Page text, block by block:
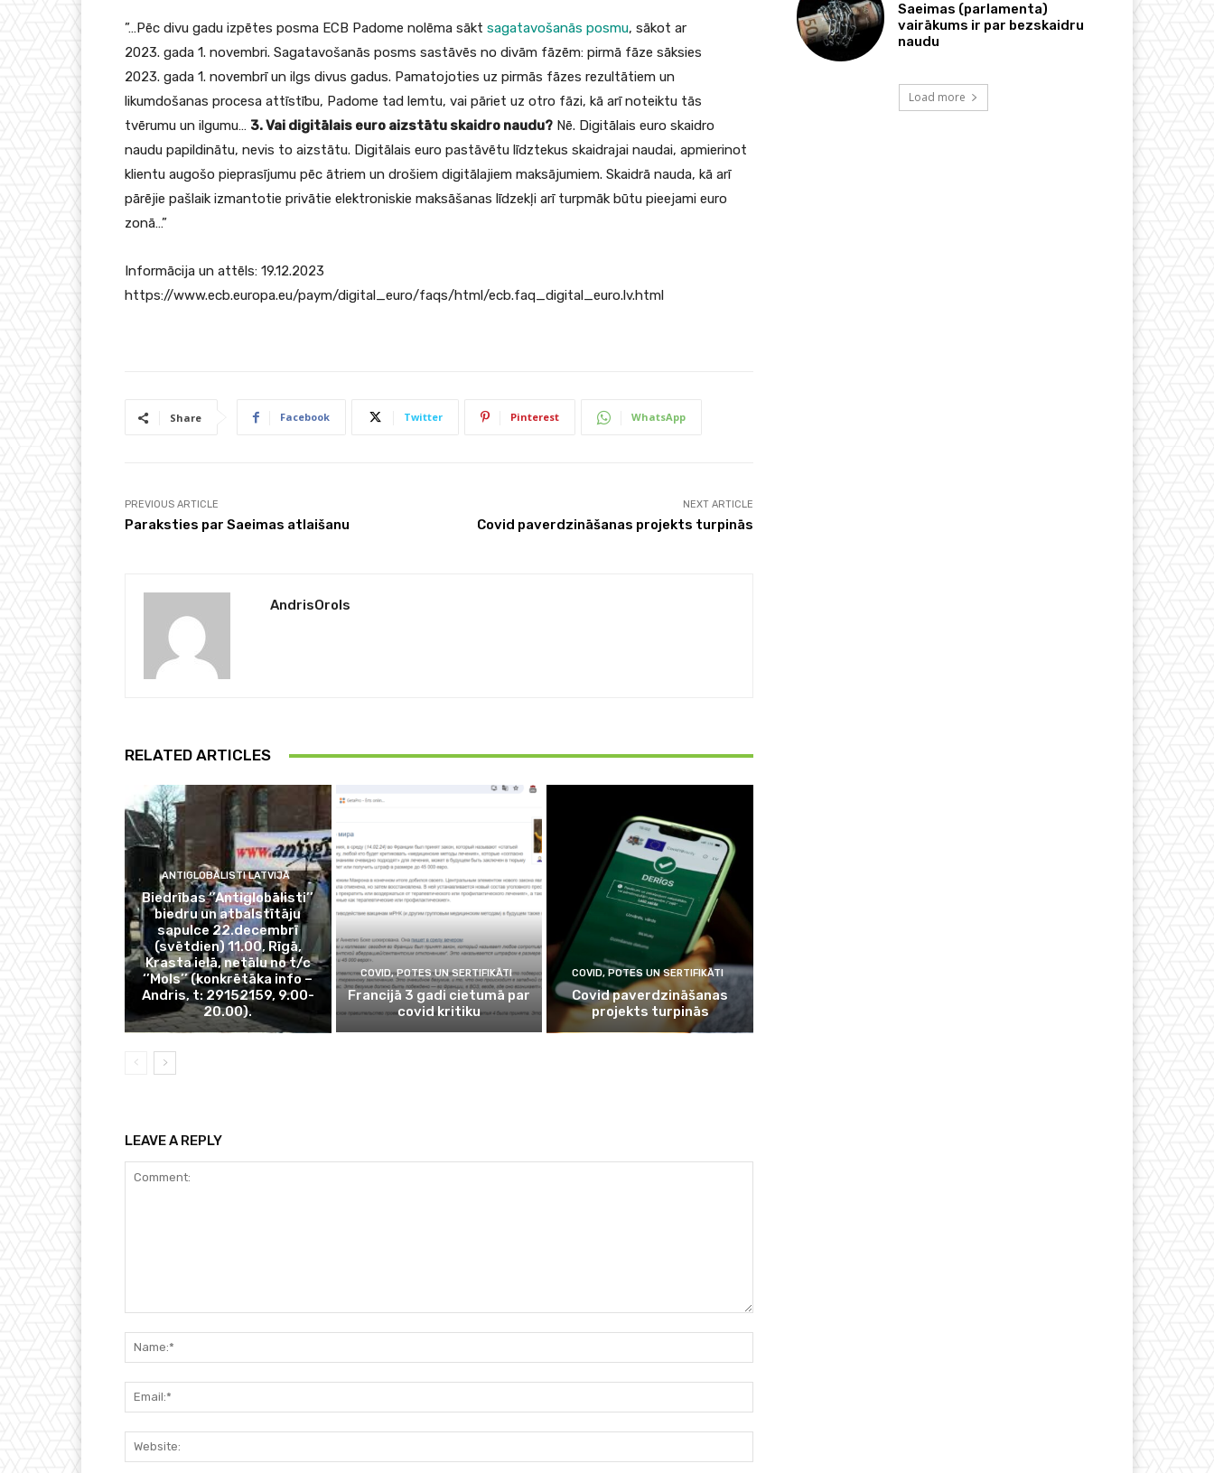
”…Pēc divu gadu izpētes posma ECB Padome nolēma sākt sagatavošanās posmu, sākot ar
2023. gada 1. novembri. Sagatavošanās posms sastāvēs no divām fāzēm: pirmā fāze sāksies
2023. gada 1. novembrī un ilgs divus gadus. Pamatojoties uz pirmās fāzes rezultātiem un
likumdošanas procesa attīstību, Padome tad lemtu, vai pāriet uz otro fāzi, kā arī noteiktu tās
tvērumu un ilgumu… 3. Vai digitālais euro aizstātu skaidro naudu? Nē. Digitālais euro skaidro
naudu papildinātu, nevis to aizstātu. Digitālais euro pastāvētu līdztekus skaidrajai naudai, apmierinot
klientu augošo pieprasījumu pēc ātriem un drošiem digitālajiem maksājumiem. Skaidrā nauda, kā arī
pārējie pašlaik izmantotie privātie elektroniskie maksāšanas līdzekļi arī turpmāk būtu pieejami euro
zonā…”
Informācija un attēls: 19.12.2023
https://www.ecb.europa.eu/paym/digital_euro/faqs/html/ecb.faq_digital_euro.lv.html
Share Facebook Twitter Pinterest WhatsApp
PREVIOUS ARTICLE
Paraksties par Saeimas atlaišanu
NEXT ARTICLE
Covid paverdzināšanas projekts turpinās
AndrisOrols
RELATED ARTICLES
ANTIGLOBĀLISTI LATVIJĀ
Biedrības ‘’Antiglobālisti’’
biedru un atbalstītāju
sapulce 22.decembrī
(svētdien) 11.00, Rīgā,
Krasta ielā, netālu no t/c
‘’Mols’’ (konkrētāka info –
Andris, t: 29152159, 9.00-
20.00).
COVID, POTES UN SERTIFIKĀTI
Francijā 3 gadi cietumā par
covid kritiku
COVID, POTES UN SERTIFIKĀTI
Covid paverdzināšanas
projekts turpinās
LEAVE A REPLY
Saeimas (parlamenta)
vairākums ir par bezskaidru
naudu
Load more